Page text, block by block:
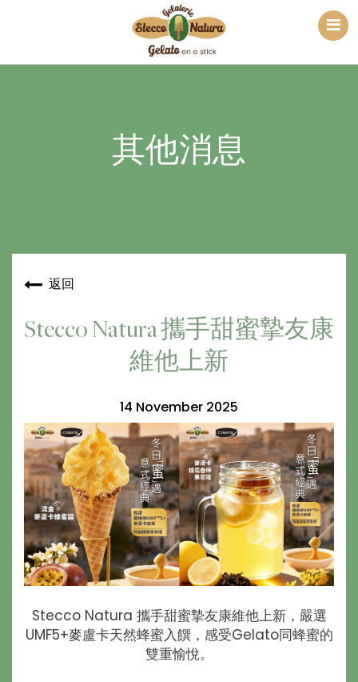
其他消息
返回
Stecco Natura 攜手甜蜜摯友康
維他上新
14 November 2025
Stecco Natura 攜手甜蜜摯友康維他上新，嚴選
UMF5+麥盧卡天然蜂蜜入饌，感受Gelato同蜂蜜的
雙重愉悅。